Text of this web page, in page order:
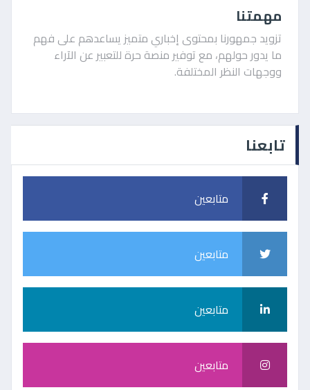
مهمتنا
تزويد جمهورنا بمحتوى إخباري متميز يساعدهم على فهم
ما يدور حولهم، مع توفير منصة حرة للتعبير عن الآراء
ووجهات النظر المختلفة.
تابعنا
متابعين
متابعين
متابعين
متابعين